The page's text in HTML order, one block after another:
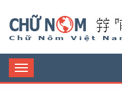
Toggle
navigation